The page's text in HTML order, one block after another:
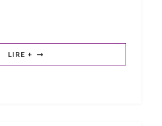
LIRE +